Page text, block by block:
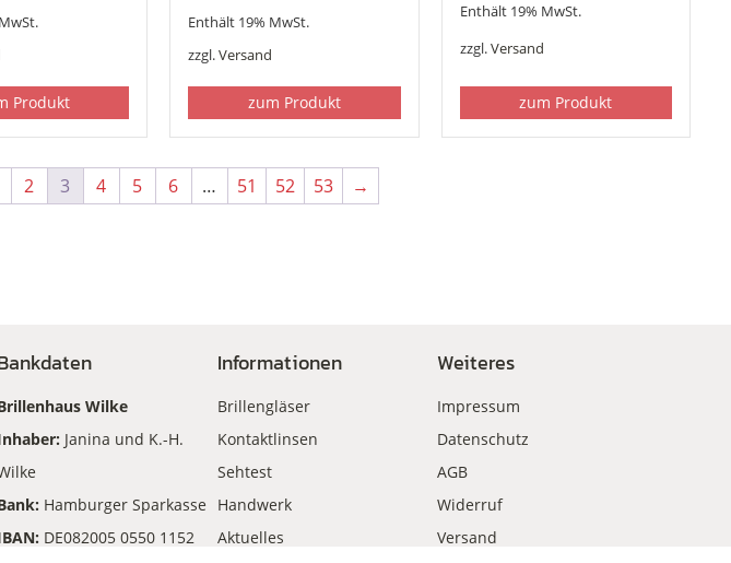
Produkt
Enthält 19% MwSt.
zzgl.Versand
zum Produkt
Enthält 19% MwSt.
zzgl.Versand
zum Produkt
2 3 4 5 6 … 51 52 53 →
Wilke
Janina und K.-H.
Hamburger Sparkasse
DE082005 0550 1152
Informationen
Brillengläser
Kontaktlinsen
Sehtest
Handwerk
Aktuelles
Weiteres
Impressum
Datenschutz
AGB
Widerruf
Versand